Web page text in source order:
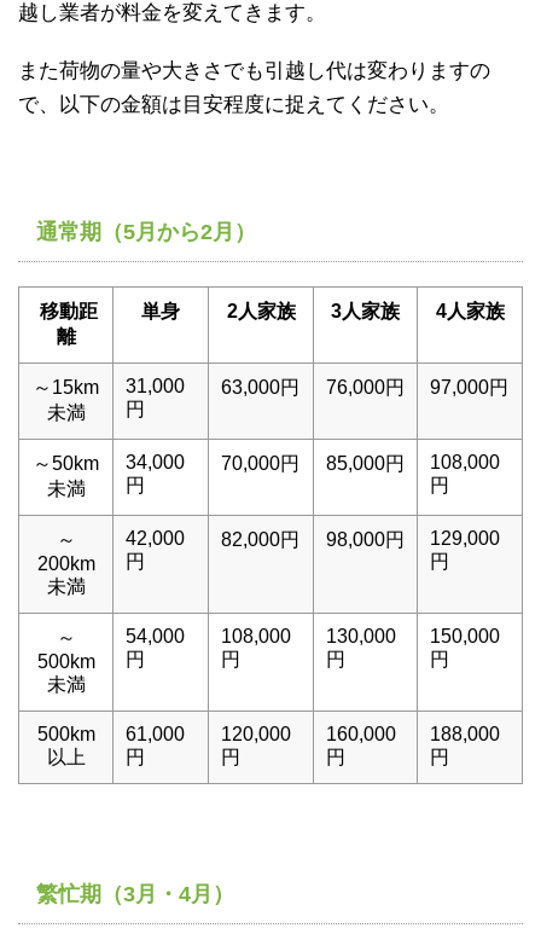
越し業者が料金を変えてきます。
また荷物の量や大きさでも引越し代は変わりますの
で、以下の金額は目安程度に捉えてください。
通常期（5月から2月）
移動距
離
単身 2人家族 3人家族 4人家族
～15km
未満
31,000
円
63,000円 76,000円 97,000円
～50km
未満
34,000
円
70,000円 85,000円
108,000
円
～
200km
未満
42,000
円
82,000円 98,000円
129,000
円
～
500km
未満
54,000
円
108,000
円
130,000
円
150,000
円
500km
以上
61,000
円
120,000
円
160,000
円
188,000
円
繁忙期（3月・4月）